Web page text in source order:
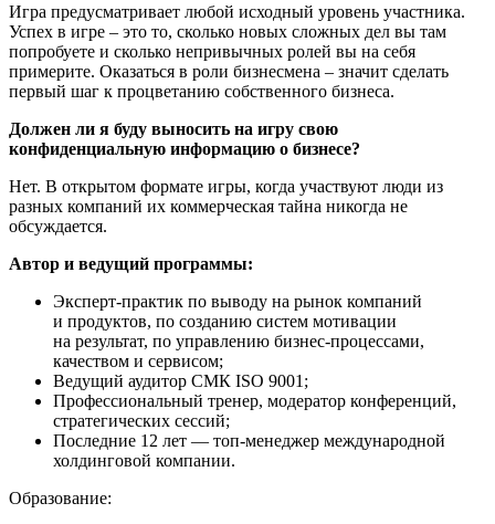
Игра предусматривает любой исходный уровень участника.
Успех в игре – это то, сколько новых сложных дел вы там
попробуете и сколько непривычных ролей вы на себя
примерите. Оказаться в роли бизнесмена – значит сделать
первый шаг к процветанию собственного бизнеса.
Должен ли я буду выносить на игру свою
конфиденциальную информацию о бизнесе?
Нет. В открытом формате игры, когда участвуют люди из
разных компаний их коммерческая тайна никогда не
обсуждается.
Автор и ведущий программы:
Эксперт-практик по выводу на рынок компаний
и продуктов, по созданию систем мотивации
на результат, по управлению бизнес-процессами,
качеством и сервисом;
Ведущий аудитор СМК ISO 9001;
Профессиональный тренер, модератор конференций,
стратегических сессий;
Последние 12 лет — топ-менеджер международной
холдинговой компании.
Образование: